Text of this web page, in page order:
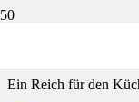
Ein Reich für den